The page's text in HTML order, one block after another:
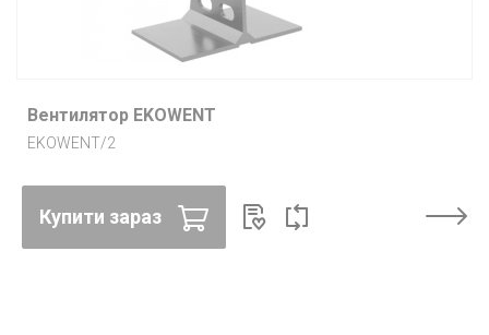
Вентилятор EKOWENT
EKOWENT/2
Купити зараз